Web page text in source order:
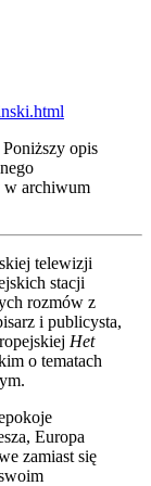
Poniższy opis
w archiwum
telewizji
stacji
rozmów z
i publicysta,
Het
o tematach
Europa
zamiast się